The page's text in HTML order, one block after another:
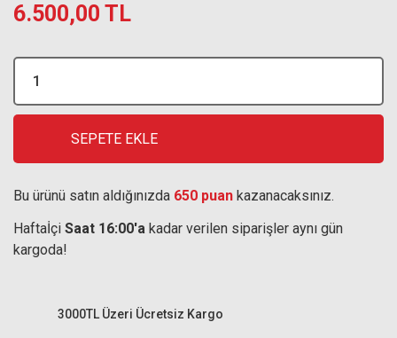
6.500,00 TL
SEPETE EKLE
Bu ürünü satın aldığınızda 650 puan kazanacaksınız.
Haftaİçi Saat 16:00'a kadar verilen siparişler aynı gün
kargoda!
3000TL Üzeri Ücretsiz Kargo